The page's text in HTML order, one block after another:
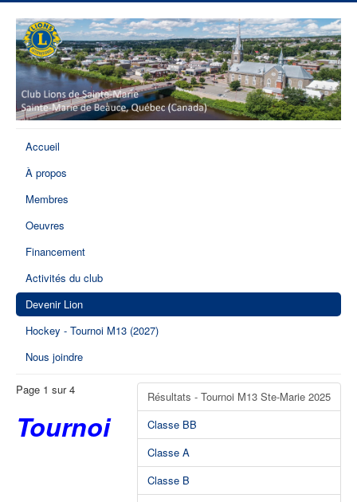
Accueil
À propos
Membres
Oeuvres
Financement
Activités du club
Devenir Lion
Hockey - Tournoi M13 (2027)
Nous joindre
Résultats - Tournoi M13 Ste-Marie 2025
Classe BB
Classe A
Classe B
Page 1 sur 4
Tournoi